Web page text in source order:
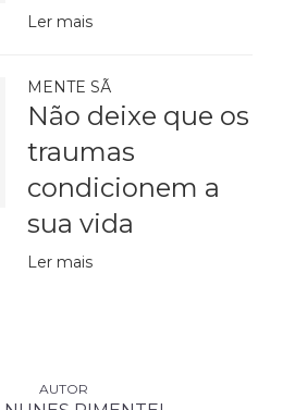
Ler mais
MENTE SÃ
Não deixe que os
traumas
condicionem a
sua vida
Ler mais